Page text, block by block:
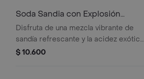
Soda Sandia con Explosión
Maracuyá
Disfruta de una mezcla vibrante de
sandía refrescante y la acidez exótica
del maracuyá. esta soda artesanal
$ 10.600